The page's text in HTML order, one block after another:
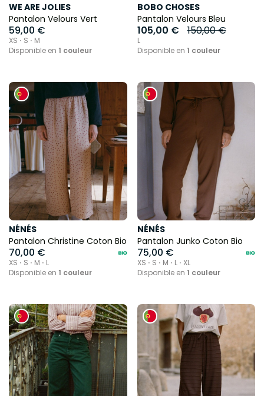
WE ARE JOLIES
Pantalon Velours Vert
59,00 €
XS ⋅ S ⋅ M
Disponible en 1 couleur
BOBO CHOSES
Pantalon Velours Bleu
105,00 € 150,00 €
L
Disponible en 1 couleur
NÉNÉS
Pantalon Christine Coton Bio
70,00 €
XS ⋅ S ⋅ M ⋅ L
Disponible en 1 couleur
NÉNÉS
Pantalon Junko Coton Bio
75,00 €
XS ⋅ S ⋅ M ⋅ L ⋅ XL
Disponible en 1 couleur